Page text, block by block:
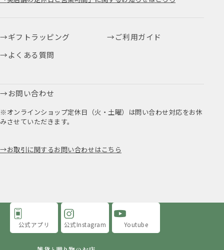
ギフトラッピング
ご利用ガイド
よくある質問
お問い合わせ
※オンラインショップ定休日（火・土曜）は問い合わせ対応をお休
みさせていただきます。
お取引に関するお問い合わせはこちら
公式アプリ 公式Instagram Youtube